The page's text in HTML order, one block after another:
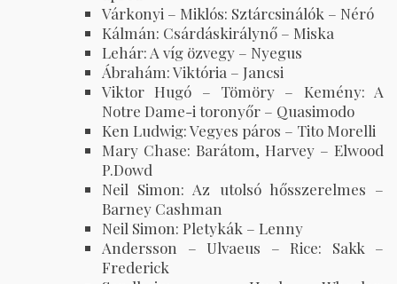
Várkonyi – Miklós: Sztárcsinálók – Néró
Kálmán: Csárdáskirálynő – Miska
Lehár: A víg özvegy – Nyegus
Ábrahám: Viktória – Jancsi
Viktor Hugó – Tömöry – Kemény: A
Notre Dame-i toronyőr – Quasimodo
Ken Ludwig: Vegyes páros – Tito Morelli
Mary Chase: Barátom, Harvey – Elwood
P.Dowd
Neil Simon: Az utolsó hősszerelmes –
Barney Cashman
Neil Simon: Pletykák – Lenny
Andersson – Ulvaeus – Rice: Sakk –
Frederick